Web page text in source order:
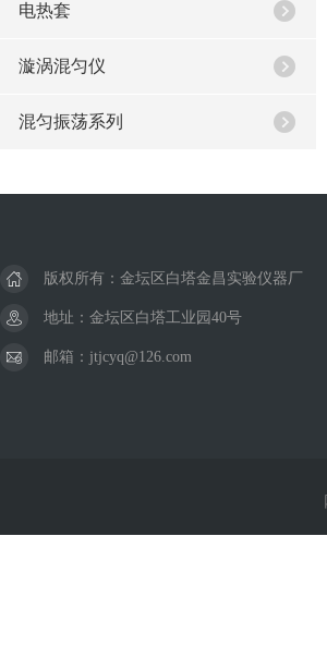
电热套
漩涡混匀仪
混匀振荡系列
版权所有：金坛区白塔金昌实验仪器厂
地址：金坛区白塔工业园40号
邮箱：jtjcyq@126.com